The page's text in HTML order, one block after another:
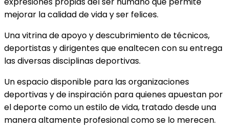
mejorar la calidad de vida y ser felices.
Una vitrina de apoyo y descubrimiento de técnicos,
deportistas y dirigentes que enaltecen con su entrega
las diversas disciplinas deportivas.
Un espacio disponible para las organizaciones
deportivas y de inspiración para quienes apuestan por
el deporte como un estilo de vida, tratado desde una
manera altamente profesional como se lo merecen.